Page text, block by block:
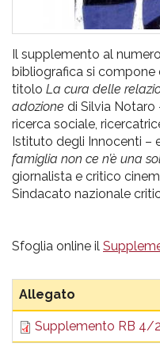
Il supplemento al numero
bibliografica si compone
titolo La cura delle
adozione di Silvia
ricerca sociale,
Istituto degli Innocenti –
famiglia non ce n’è una
giornalista e critico
Sindacato nazionale
Sfoglia online il
Allegato
Supplemento RB 4/